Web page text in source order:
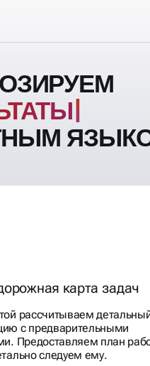
карта задач
рассчитываем
с предварительными
Предоставляем план
следуем ему.